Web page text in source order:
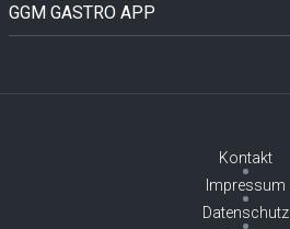
GGM GASTRO APP
Kontakt
Impressum
Datenschutz